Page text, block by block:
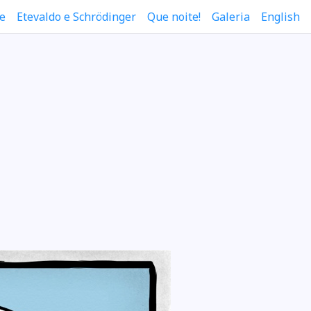
Etevaldo e Schrödinger Que noite! Galeria English